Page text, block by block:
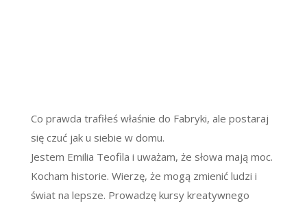
Co prawda trafiłeś właśnie do Fabryki, ale postaraj
się czuć jak u siebie w domu.
Jestem Emilia Teofila i uważam, że słowa mają moc.
Kocham historie. Wierzę, że mogą zmienić ludzi i
świat na lepsze. Prowadzę kursy kreatywnego